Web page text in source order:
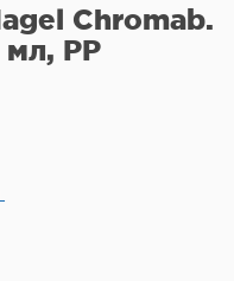
Chromab.
PP